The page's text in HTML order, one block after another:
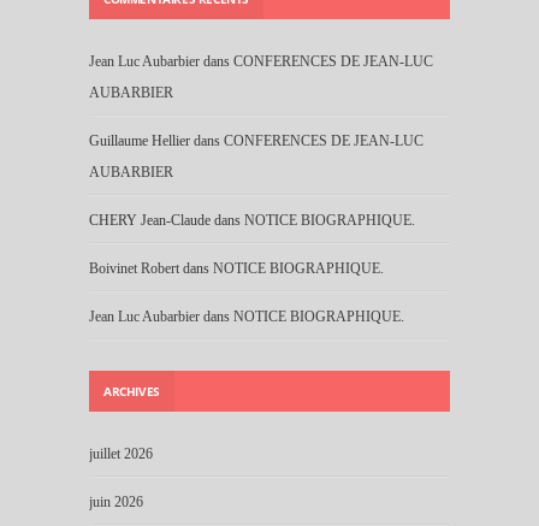
Jean Luc Aubarbier dans CONFERENCES DE JEAN-LUC
AUBARBIER
Guillaume Hellier dans CONFERENCES DE JEAN-LUC
AUBARBIER
CHERY Jean-Claude dans NOTICE BIOGRAPHIQUE.
Boivinet Robert dans NOTICE BIOGRAPHIQUE.
Jean Luc Aubarbier dans NOTICE BIOGRAPHIQUE.
ARCHIVES
juillet 2026
juin 2026